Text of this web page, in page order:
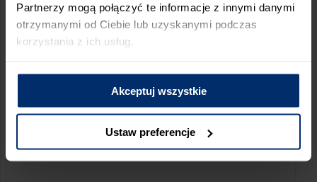
Partnerzy mogą połączyć te informacje z innymi danymi
otrzymanymi od Ciebie lub uzyskanymi podczas
korzystania z ich usług.
Akceptuj wszystkie
Ustaw preferencje
KALKULATOR ZUŻYCIA
Oblicz, jaką ilość produktów potrzebujesz,
aby perfekcyjnie wygładzić swoje ściany.